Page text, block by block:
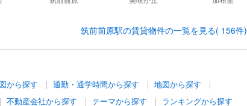
筑前前原駅の賃貸物件の一覧を見る( 156件)
から探す 通勤・通学時間から探す
地図から探す
不動産会社から探す
テーマから探す ランキングから探す